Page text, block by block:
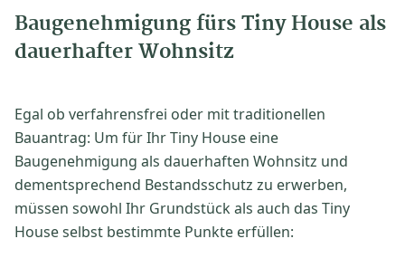
Baugenehmigung fürs Tiny House als
dauerhafter Wohnsitz
Egal ob verfahrensfrei oder mit traditionellen
Bauantrag: Um für Ihr Tiny House eine
Baugenehmigung als dauerhaften Wohnsitz und
dementsprechend Bestandsschutz zu erwerben,
müssen sowohl Ihr Grundstück als auch das Tiny
House selbst bestimmte Punkte erfüllen: